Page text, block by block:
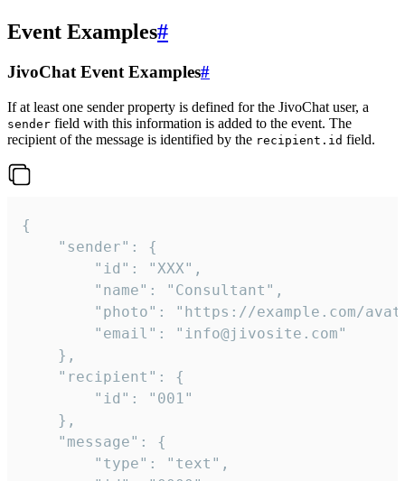
Event Examples#
JivoChat Event Examples#
If at least one sender property is defined for the JivoChat user, a
sender field with this information is added to the event. The
recipient of the message is identified by the recipient.id field.
{